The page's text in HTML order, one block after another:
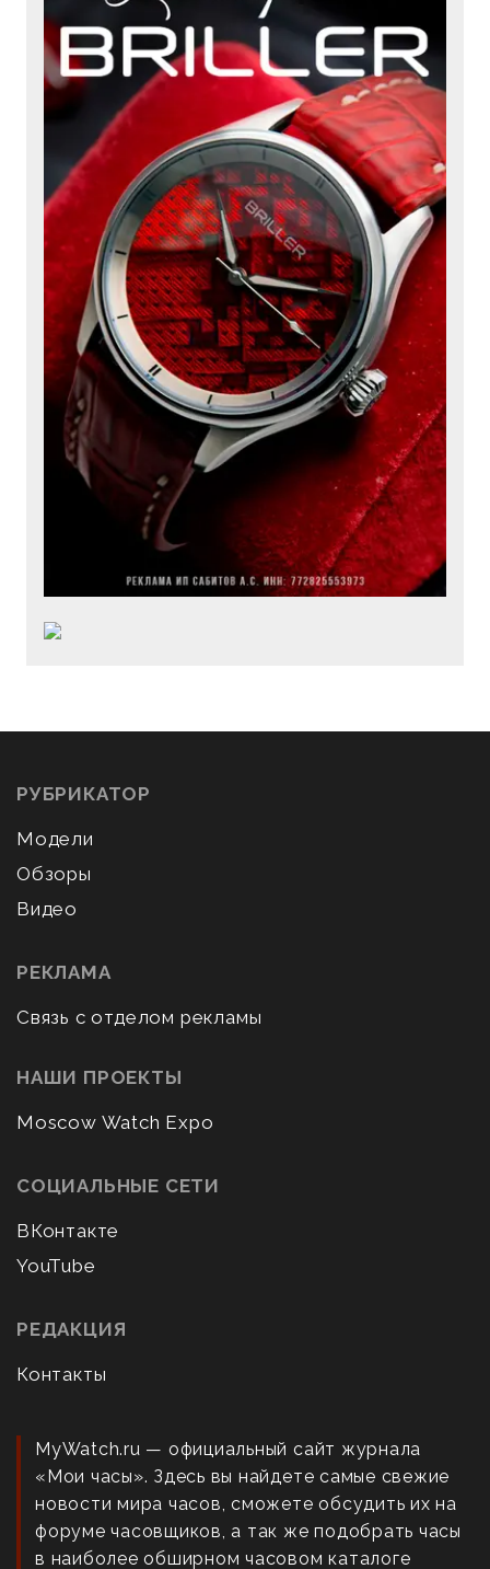
РУБРИКАТОР
Модели
Обзоры
Видео
РЕКЛАМА
Связь с отделом рекламы
НАШИ ПРОЕКТЫ
Moscow Watch Expo
СОЦИАЛЬНЫЕ СЕТИ
ВКонтакте
YouTube
РЕДАКЦИЯ
Контакты
MyWatch.ru — официальный сайт журнала
«Мои часы». Здесь вы найдете самые свежие
новости мира часов, сможете обсудить их на
форуме часовщиков, а так же подобрать часы
в наиболее обширном часовом каталоге